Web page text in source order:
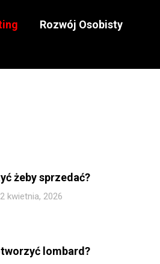
Rozwój Osobisty
żeby sprzedać?
2 kwietnia, 2026
lombard?